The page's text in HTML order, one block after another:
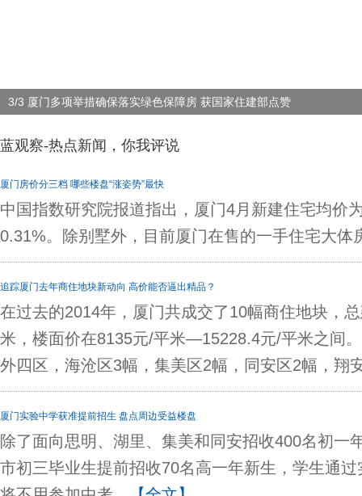
3/3 厦门多项举措确保落实绿色保障房 获国家住建部点赞
蓝观察-热点新闻，你我评说
厦门房价分三档 哪些楼盘“涨姿势”最快
中国指数研究院报道指出，厦门4月新建住宅均价
0.31%。除别墅外，目前厦门在售的一手住宅大体
追踪厦门去年商住地块新动向 高价能否逼出精品？
在过去的2014年，厦门共成交了10幅商住地块，
米，楼面价在8135元/平米—15228.4元/平米之间
外四区，海沧区3幅，集美区2幅，同安区2幅，翔
厦门实验中学获准提前招生 盘点周边受益楼盘
除了面向思明、湖里、集美和同安招收400名初一
市初三毕业生提前招收70名高一年新生，学生通